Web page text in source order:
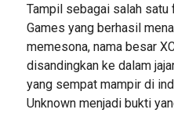
Tampil sebagai salah satu
Games yang berhasil
memesona, nama besar
disandingkan ke dalam
yang sempat mampir di
Unknown menjadi bukti